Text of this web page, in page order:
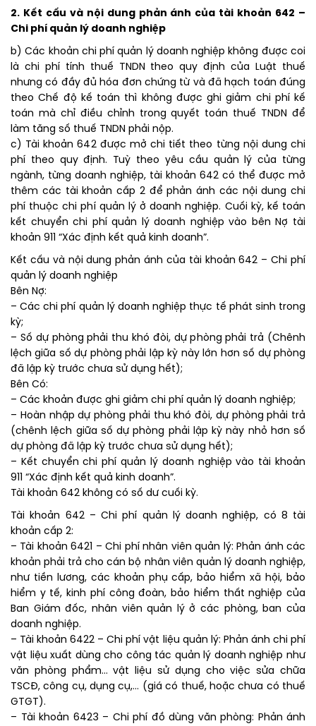
2. Kết cấu và nội dung phản ánh của tài khoản 642 –
Chi phí quản lý doanh nghiệp
b) Các khoản chi phí quản lý doanh nghiệp không được coi
là chi phí tính thuế TNDN theo quy định của Luật thuế
nhưng có đầy đủ hóa đơn chứng từ và đã hạch toán đúng
theo Chế độ kế toán thì không được ghi giảm chi phí kế
toán mà chỉ điều chỉnh trong quyết toán thuế TNDN để
làm tăng số thuế TNDN phải nộp.
c) Tài khoản 642 được mở chi tiết theo từng nội dung chi
phí theo quy định. Tuỳ theo yêu cầu quản lý của từng
ngành, từng doanh nghiệp, tài khoản 642 có thể được mở
thêm các tài khoản cấp 2 để phản ánh các nội dung chi
phí thuộc chi phí quản lý ở doanh nghiệp. Cuối kỳ, kế toán
kết chuyển chi phí quản lý doanh nghiệp vào bên Nợ tài
khoản 911 “Xác định kết quả kinh doanh”.
Kết cấu và nội dung phản ánh của tài khoản 642 – Chi phí
quản lý doanh nghiệp
Bên Nợ:
– Các chi phí quản lý doanh nghiệp thực tế phát sinh trong
kỳ;
– Số dự phòng phải thu khó đòi, dự phòng phải trả (Chênh
lệch giữa số dự phòng phải lập kỳ này lớn hơn số dự phòng
đã lập kỳ trước chưa sử dụng hết);
Bên Có:
– Các khoản được ghi giảm chi phí quản lý doanh nghiệp;
– Hoàn nhập dự phòng phải thu khó đòi, dự phòng phải trả
(chênh lệch giữa số dự phòng phải lập kỳ này nhỏ hơn số
dự phòng đã lập kỳ trước chưa sử dụng hết);
– Kết chuyển chi phí quản lý doanh nghiệp vào tài khoản
911 “Xác định kết quả kinh doanh”.
Tài khoản 642 không có số dư cuối kỳ.
Tài khoản 642 – Chi phí quản lý doanh nghiệp, có 8 tài
khoản cấp 2:
– Tài khoản 6421 – Chi phí nhân viên quản lý: Phản ánh các
khoản phải trả cho cán bộ nhân viên quản lý doanh nghiệp,
như tiền lương, các khoản phụ cấp, bảo hiểm xã hội, bảo
hiểm y tế, kinh phí công đoàn, bảo hiểm thất nghiệp của
Ban Giám đốc, nhân viên quản lý ở các phòng, ban của
doanh nghiệp.
– Tài khoản 6422 – Chi phí vật liệu quản lý: Phản ánh chi phí
vật liệu xuất dùng cho công tác quản lý doanh nghiệp như
văn phòng phẩm… vật liệu sử dụng cho việc sửa chữa
TSCĐ, công cụ, dụng cụ,… (giá có thuế, hoặc chưa có thuế
GTGT).
– Tài khoản 6423 – Chi phí đồ dùng văn phòng: Phản ánh